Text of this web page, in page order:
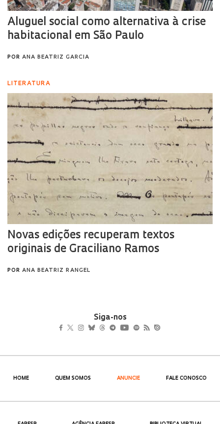
Siga-nos
HOME QUEM SOMOS ANUNCIE FALE CONOSCO